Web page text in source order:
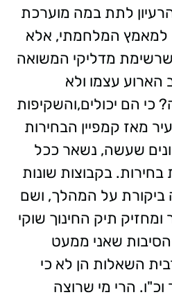
לתת במה מוערכת
למאמץ המלחמתי, אלא
מדליקי המשואה
הארוע עצמו ולא
כי הם יכולים,והשקיפות
מאז קמפיין הבחירות
שעשה, נשאר ככל
בקבוצות שונות
על המהלך, ושם
תיק החינוך שוקי
שאני ממעט
השאלות הן לא כי
הרי מי שרוצה